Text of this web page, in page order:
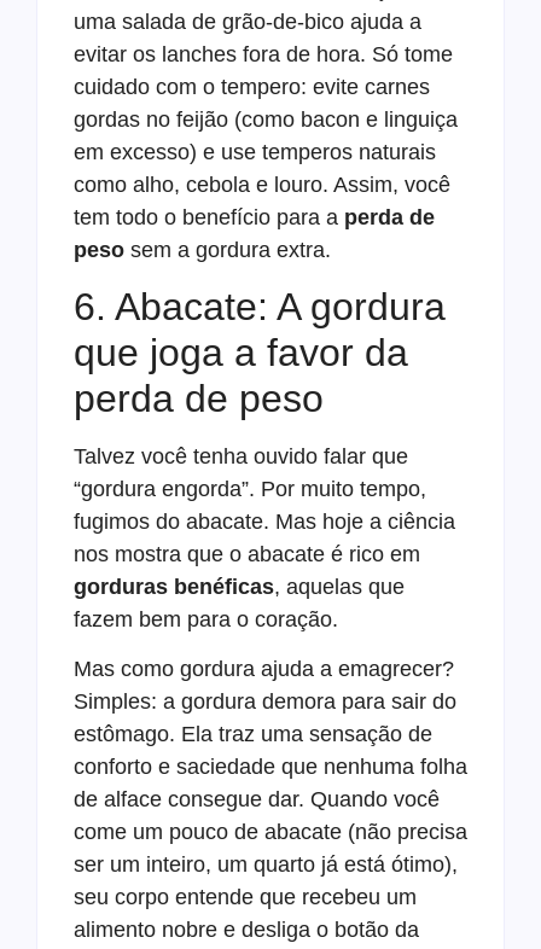
uma salada de grão-de-bico ajuda a
evitar os lanches fora de hora. Só tome
cuidado com o tempero: evite carnes
gordas no feijão (como bacon e linguiça
em excesso) e use temperos naturais
como alho, cebola e louro. Assim, você
tem todo o benefício para a perda de
peso sem a gordura extra.
6. Abacate: A gordura
que joga a favor da
perda de peso
Talvez você tenha ouvido falar que
“gordura engorda”. Por muito tempo,
fugimos do abacate. Mas hoje a ciência
nos mostra que o abacate é rico em
gorduras benéficas, aquelas que
fazem bem para o coração.
Mas como gordura ajuda a emagrecer?
Simples: a gordura demora para sair do
estômago. Ela traz uma sensação de
conforto e saciedade que nenhuma folha
de alface consegue dar. Quando você
come um pouco de abacate (não precisa
ser um inteiro, um quarto já está ótimo),
seu corpo entende que recebeu um
alimento nobre e desliga o botão da